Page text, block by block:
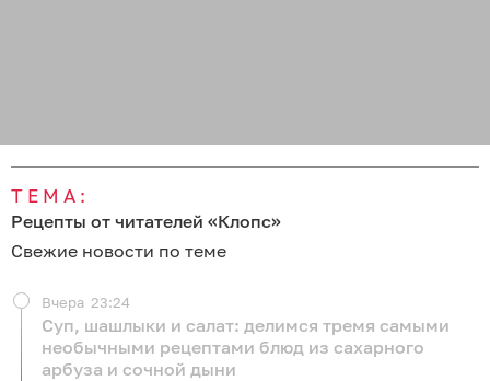
ТЕМА:
Рецепты от читателей «Клопс»
Свежие новости по теме
Суп, шашлыки и салат: делимся тремя самыми
необычными рецептами блюд из сахарного
арбуза и сочной дыни
Вчера 23:24